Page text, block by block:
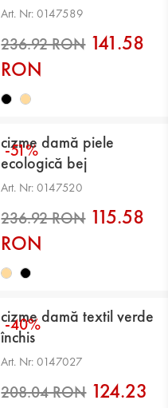
222.45 RON
Art. Nr: 0147589
141.58
RON
-51%
cizme damă piele
ecologică bej
Art. Nr: 0147520
115.58
RON
-40%
cizme damă textil verde
închis
Art. Nr: 0147027
124.23